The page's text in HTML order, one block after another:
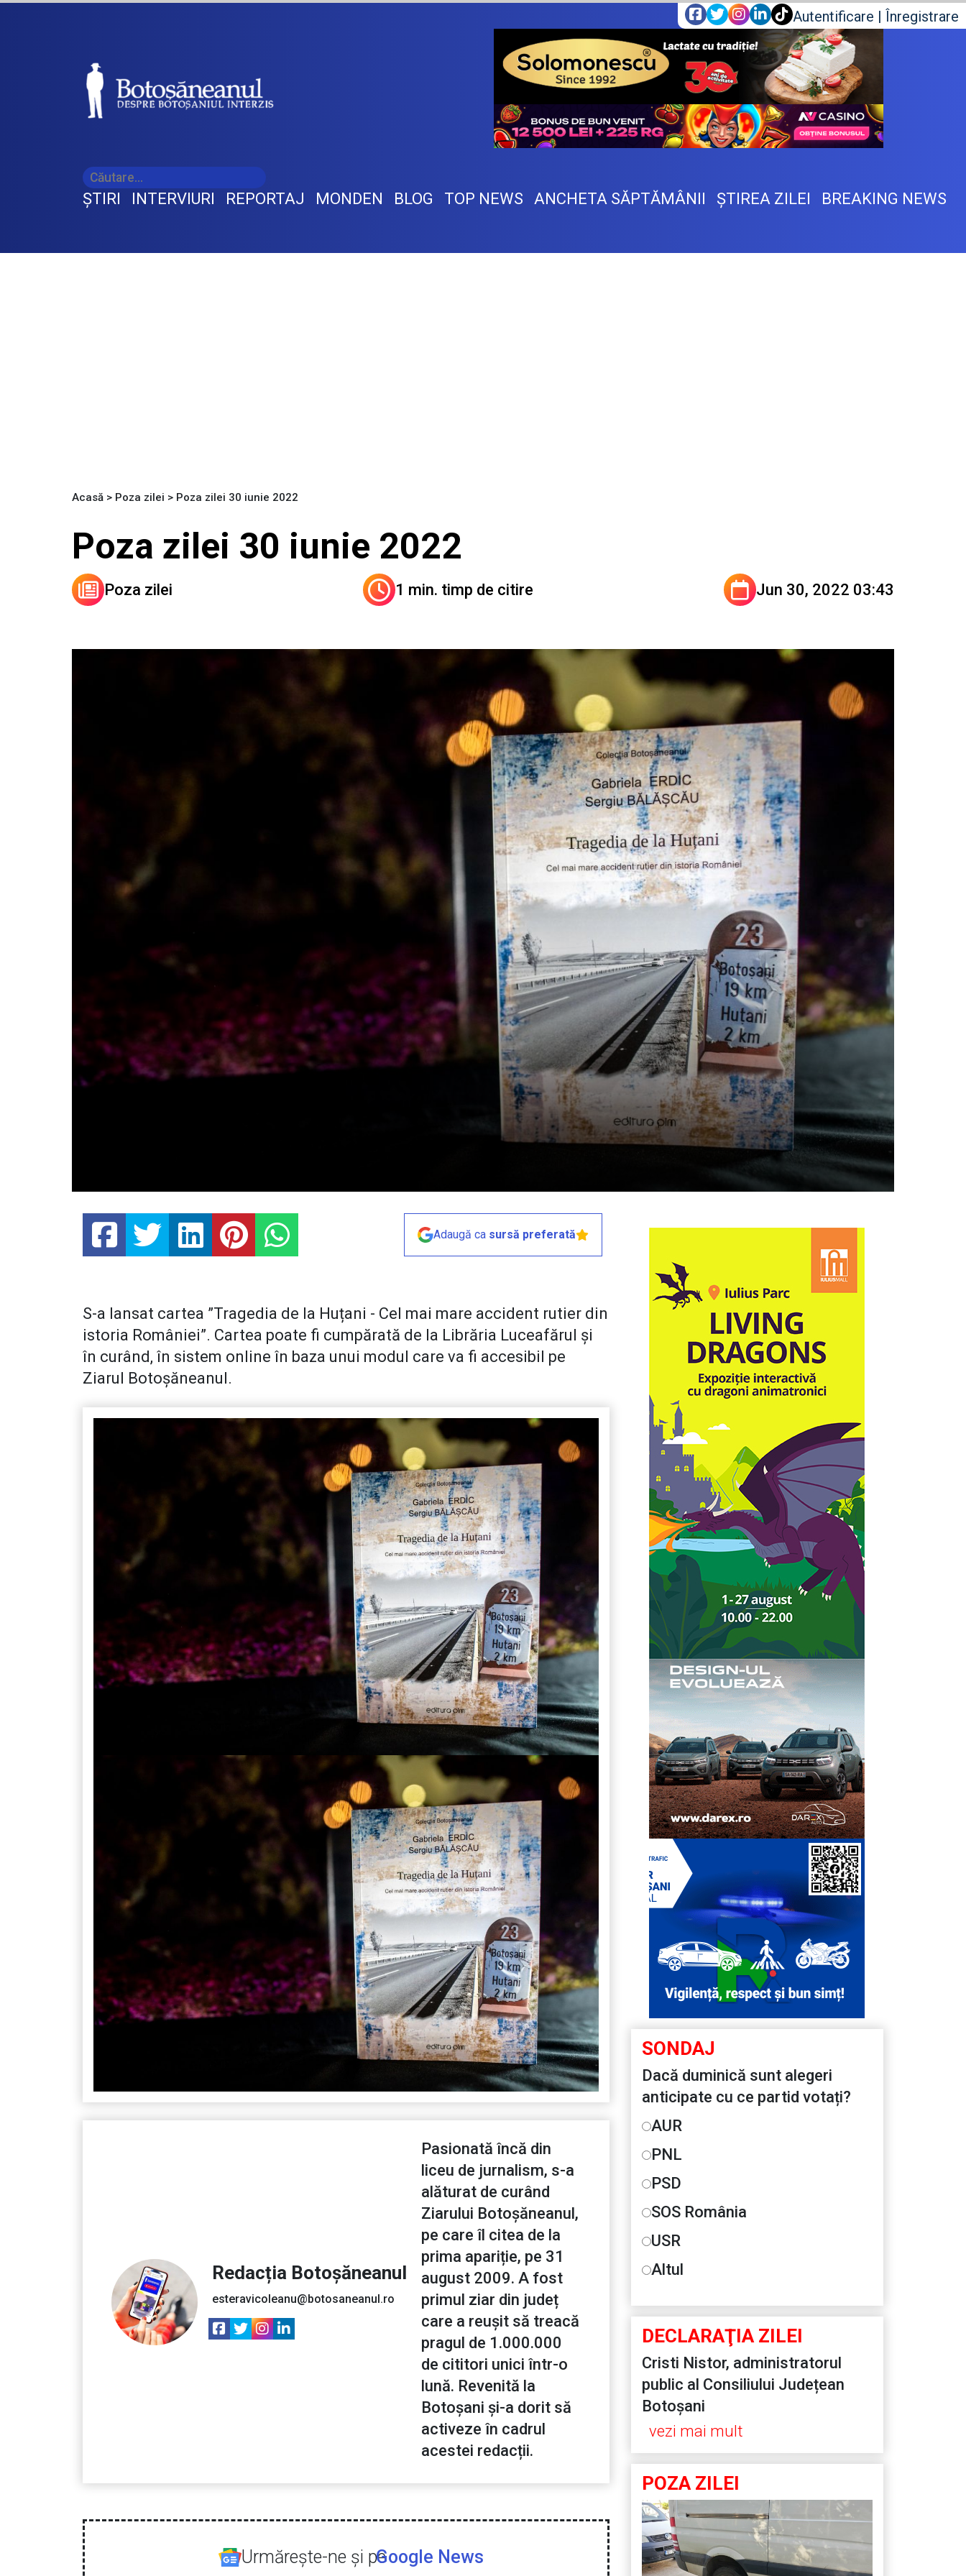
Autentificare | Înregistrare
ŞTIRI INTERVIURI REPORTAJ MONDEN BLOG TOP NEWS ANCHETA SĂPTĂMÂNII ŞTIREA ZILEI BREAKING NEWS
Acasă > Poza zilei > Poza zilei 30 iunie 2022
Poza zilei 30 iunie 2022
Poza zilei 1 min. timp de citire Jun 30, 2022 03:43
Adaugă ca sursă preferată
S-a lansat cartea ”Tragedia de la Huțani - Cel mai mare accident rutier din
istoria României”. Cartea poate fi cumpărată de la Librăria Luceafărul și
în curând, în sistem online în baza unui modul care va fi accesibil pe
Ziarul Botoșăneanul.
Redacția Botoșăneanul
esteravicoleanu@botosaneanul.ro
Pasionată încă din
liceu de jurnalism, s-a
alăturat de curând
Ziarului Botoșăneanul,
pe care îl citea de la
prima apariție, pe 31
august 2009. A fost
primul ziar din județ
care a reușit să treacă
pragul de 1.000.000
de cititori unici într-o
lună. Revenită la
Botoșani și-a dorit să
activeze în cadrul
acestei redacții.
Urmăreşte-ne şi peGoogle News
SONDAJ
Dacă duminică sunt alegeri
anticipate cu ce partid votați?
AUR
PNL
PSD
SOS România
USR
Altul
DECLARAŢIA ZILEI
Cristi Nistor, administratorul
public al Consiliului Județean
Botoșani
vezi mai mult
POZA ZILEI